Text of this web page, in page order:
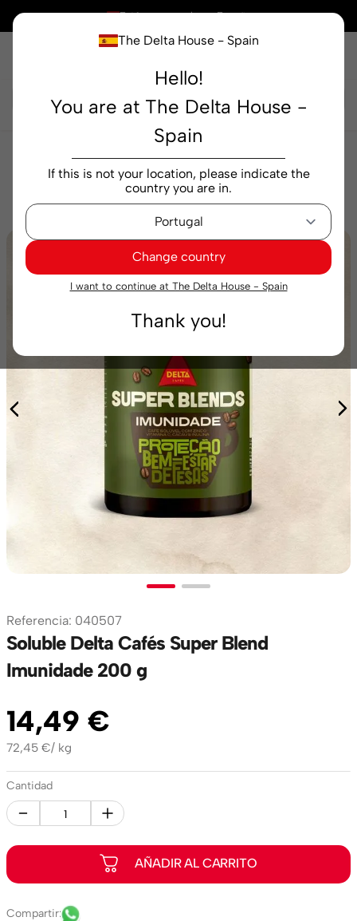
The Delta House - Spain
Hello!
You are at The Delta House -
Spain
If this is not your location, please indicate the
country you are in.
Change country
I want to continue at The Delta House - Spain
Thank you!
× Está comprando en España
Cafeterías Soluble
Soluble Delta Cafés Super
Blend Imunidade 200 g
Referencia: 040507
Soluble Delta Cafés Super Blend
Imunidade 200 g
14,49 €
72,45 €/ kg
Cantidad